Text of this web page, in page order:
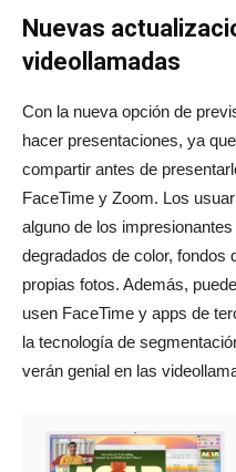
Nuevas
videollamadas
Con la nueva opción de
hacer presentaciones, ya
compartir antes de
FaceTime y Zoom. Los
alguno de los
degradados de color, fondos
propias fotos. Además,
usen FaceTime y apps de
la tecnología de
verán genial en las